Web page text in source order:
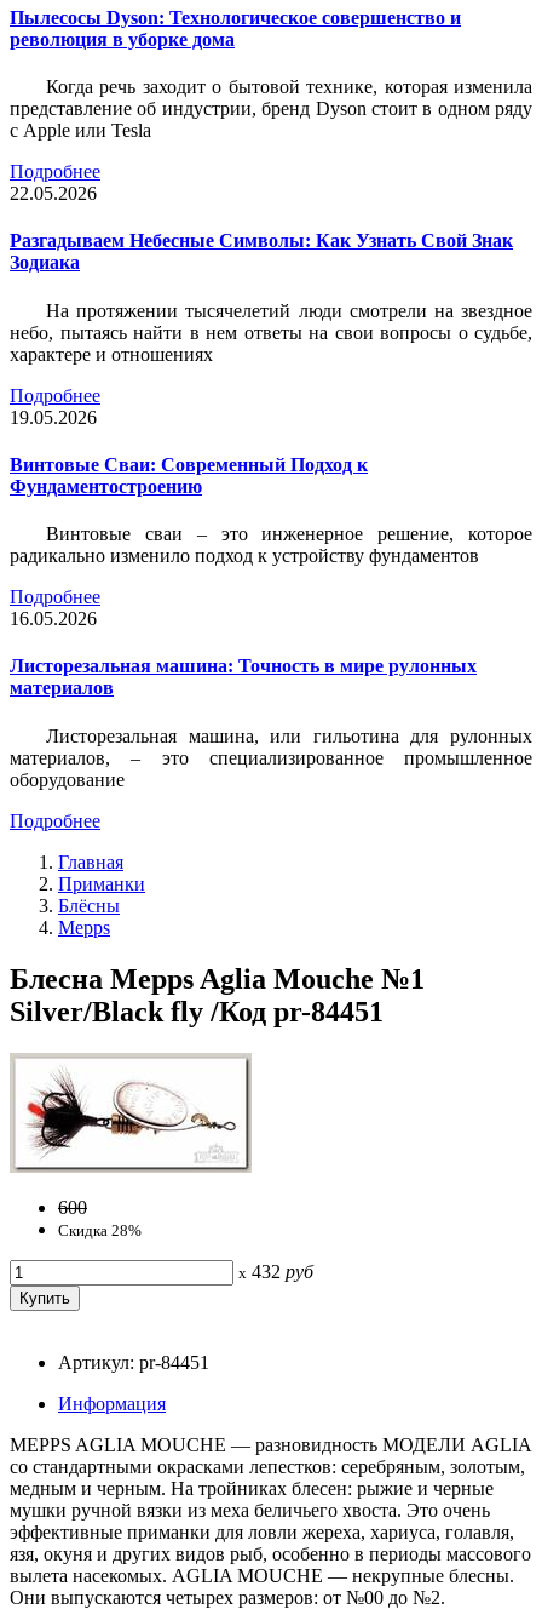
Пылесосы Dyson: Технологическое совершенство и
революция в уборке дома
Когда речь заходит о бытовой технике, которая изменила
представление об индустрии, бренд Dyson стоит в одном ряду
с Apple или Tesla
Подробнее
22.05.2026
Разгадываем Небесные Символы: Как Узнать Свой Знак
Зодиака
На протяжении тысячелетий люди смотрели на звездное
небо, пытаясь найти в нем ответы на свои вопросы о судьбе,
характере и отношениях
Подробнее
19.05.2026
Винтовые Сваи: Современный Подход к
Фундаментостроению
Винтовые сваи – это инженерное решение, которое
радикально изменило подход к устройству фундаментов
Подробнее
16.05.2026
Листорезальная машина: Точность в мире рулонных
материалов
Листорезальная машина, или гильотина для рулонных
материалов, – это специализированное промышленное
оборудование
Подробнее
Главная
Приманки
Блёсны
Mepps
Блесна Mepps Aglia Mouche №1
Silver/Black fly /Код pr-84451
600
Скидка 28%
x 432 руб
Артикул: pr-84451
Информация
MEPPS AGLIA MOUCHE — разновидность МОДЕЛИ AGLIA
со стандартными окрасками лепестков: серебряным, золотым,
медным и черным. На тройниках блесен: рыжие и черные
мушки ручной вязки из меха беличьего хвоста. Это очень
эффективные приманки для ловли жереха, хариуса, голавля,
язя, окуня и других видов рыб, особенно в периоды массового
вылета насекомых. AGLIA MOUCHE — некрупные блесны.
Они выпускаются четырех размеров: от №00 до №2.